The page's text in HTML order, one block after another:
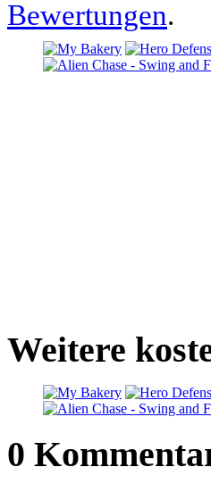
Bewertungen.
Weitere
0